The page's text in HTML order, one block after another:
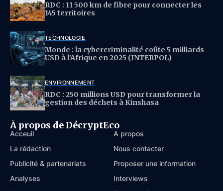
RDC : 11 500 km de fibre pour connecter les
145 territoires
TECHNOLOGIE
Monde : la cybercriminalité coûte 5 milliards
USD à l’Afrique en 2025 (INTERPOL)
ENVIRONNEMENT
RDC : 250 millions USD pour transformer la
gestion des déchets à Kinshasa
À propos de DécryptEco
Acceuil
À propos
La rédaction
Nous contacter
Publicité & partenariats
Proposer une information
Analyses
Interviews